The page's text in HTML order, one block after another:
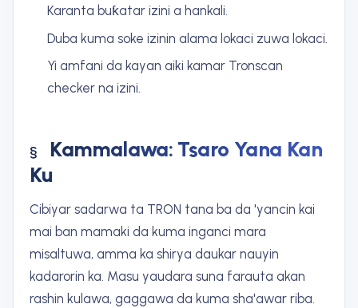
Karanta buƙatar izini a hankali.
Duba kuma soke izinin alama lokaci zuwa lokaci.
Yi amfani da kayan aiki kamar Tronscan
checker na izini.
Kammalawa: Tsaro Yana Kan
Ku
Cibiyar sadarwa ta TRON tana ba da 'yancin kai
mai ban mamaki da kuma inganci mara
misaltuwa, amma ka shirya daukar nauyin
kadarorin ka. Masu yaudara suna farauta akan
rashin kulawa, gaggawa da kuma sha'awar riba.